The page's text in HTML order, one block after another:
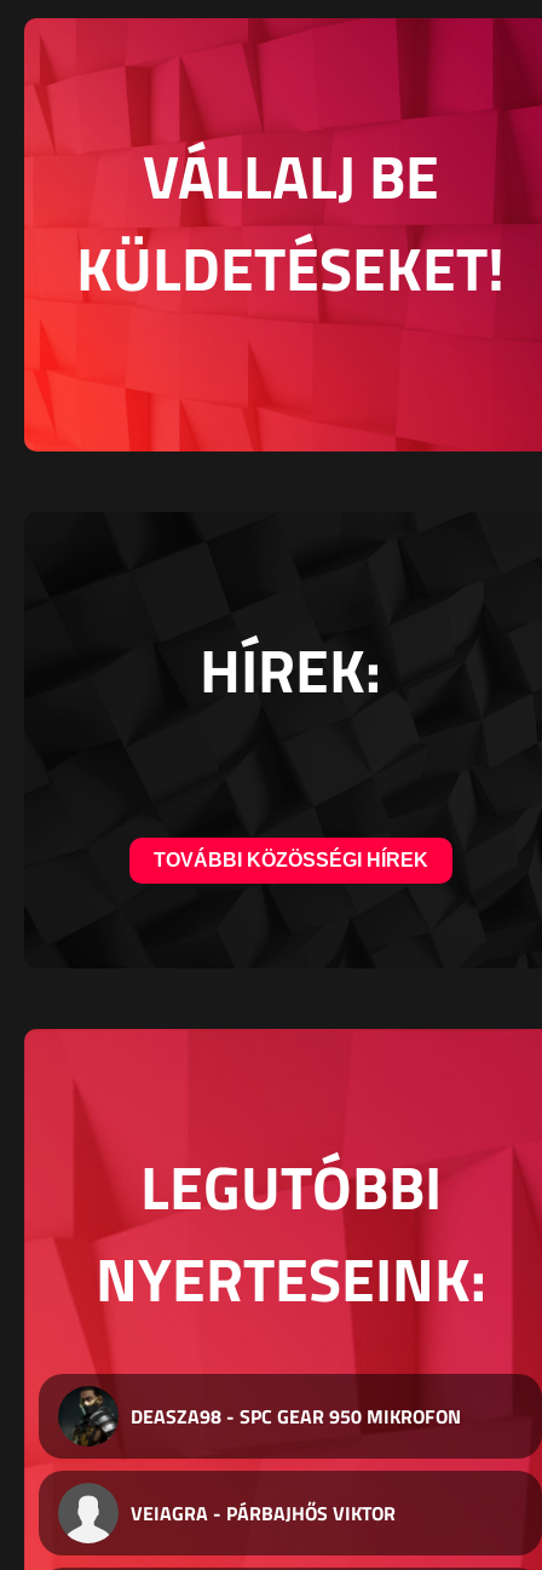
VÁLLALJ BE
KÜLDETÉSEKET!
HÍREK:
TOVÁBBI KÖZÖSSÉGI HÍREK
LEGUTÓBBI
NYERTESEINK:
DEASZA98 - SPC GEAR 950 MIKROFON
VEIAGRA - PÁRBAJHŐS VIKTOR